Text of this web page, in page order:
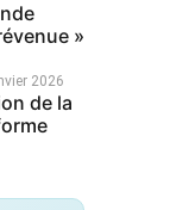
»
2026
de la